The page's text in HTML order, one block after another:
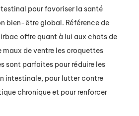
pour favoriser la santé
bien-être global. Référence de
offre quant à lui aux chats de
de ventre les croquettes
sont parfaites pour réduire les
intestinale, pour lutter contre
chronique et pour renforcer